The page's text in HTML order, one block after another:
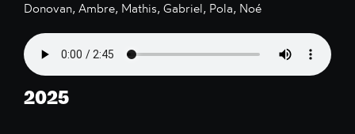
Donovan, Ambre, Mathis, Gabriel, Pola, Noé
2025